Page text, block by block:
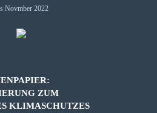
ZUM
KLIMASCHUTZES